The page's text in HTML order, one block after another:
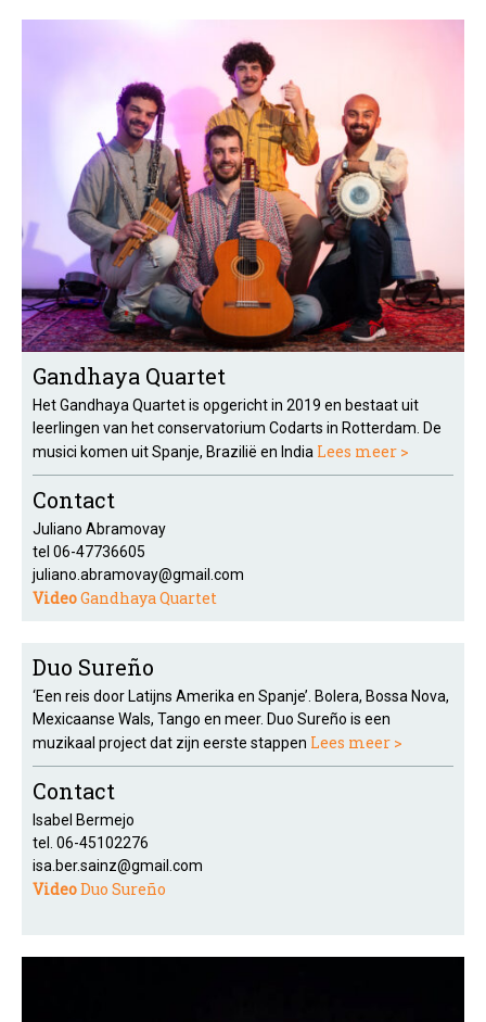
Gandhaya Quartet
Het Gandhaya Quartet is opgericht in 2019 en bestaat uit
leerlingen van het conservatorium Codarts in Rotterdam. De
musici komen uit Spanje, Brazilië en India Lees meer >
Contact
Juliano Abramovay
tel 06-47736605
juliano.abramovay@gmail.com
VideoGandhaya Quartet
Duo Sureño
‘Een reis door Latijns Amerika en Spanje’. Bolera, Bossa Nova,
Mexicaanse Wals, Tango en meer. Duo Sureño is een
muzikaal project dat zijn eerste stappen Lees meer >
Contact
Isabel Bermejo
tel. 06-45102276
isa.ber.sainz@gmail.com
VideoDuo Sureño